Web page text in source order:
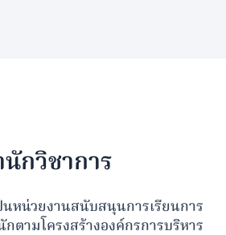
กวิชาการ
หน่วยงานสนับสนุนการเรียนการ
ตามโครงสร้างองค์กรการบริหาร